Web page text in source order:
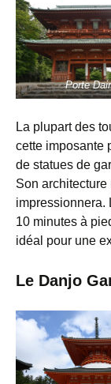
Porte
La plupart des
cette imposante
de statues de
Son architecture
impressionnera.
10 minutes à
idéal pour une
Le Danjo